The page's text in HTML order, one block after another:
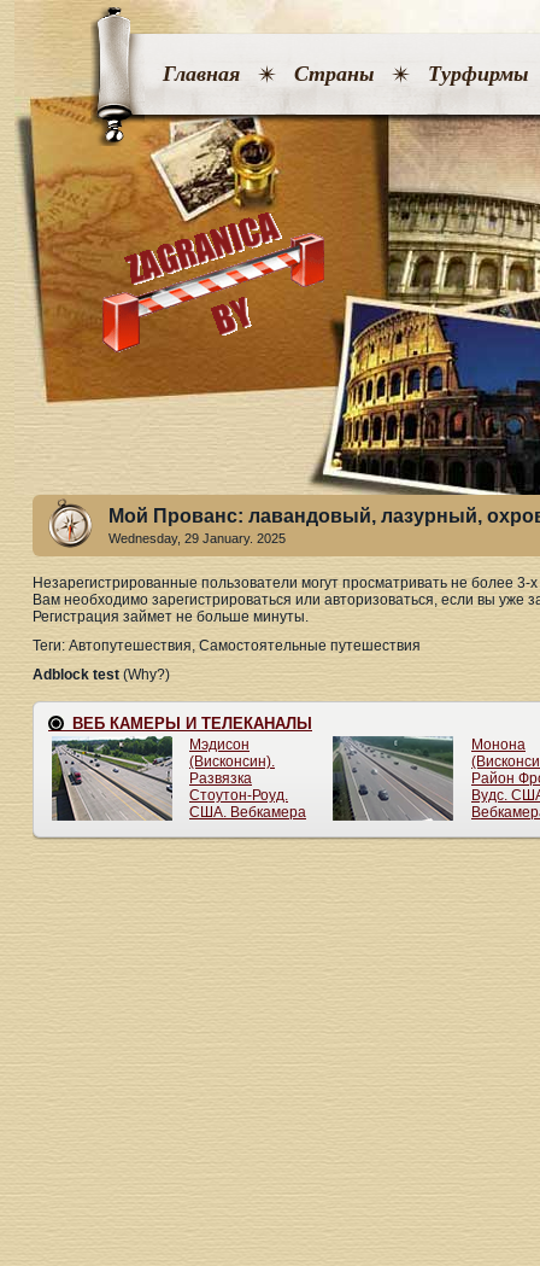
Главная Страны Турфирмы
Мой Прованс: лавандовый, лазурный,
Wednesday, 29 January. 2025
Незарегистрированные пользователи могут просматривать не более 3-х
Вам необходимо зарегистрироваться или авторизоваться, если вы уже
Регистрация займет не больше минуты.
Теги: Автопутешествия, Самостоятельные путешествия
Adblock test (Why?)